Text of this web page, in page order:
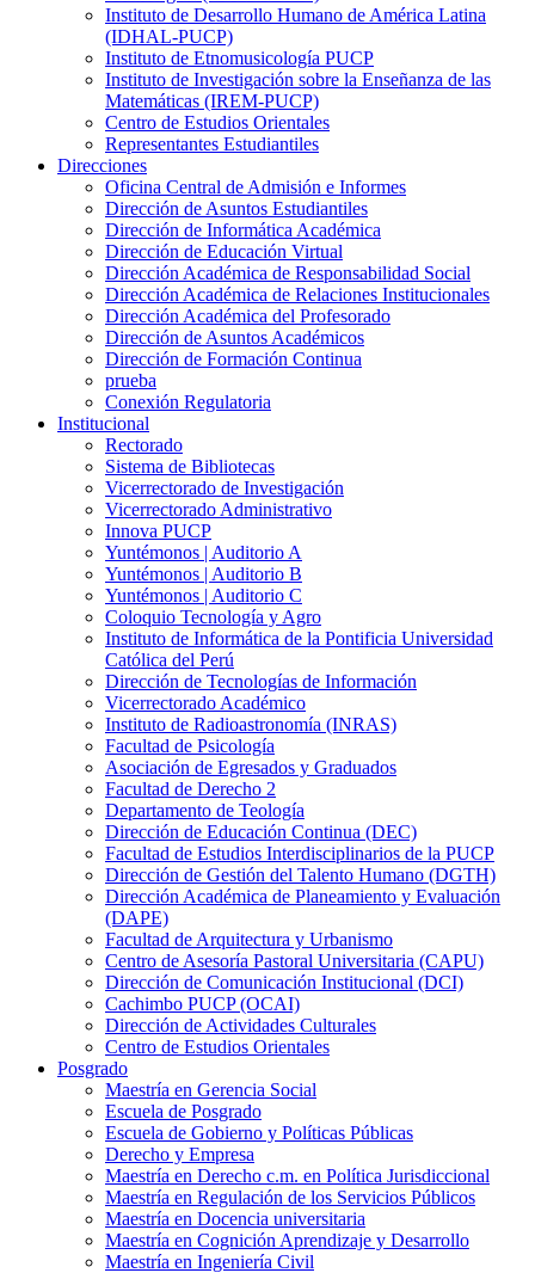
Instituto de Desarrollo Humano de América Latina
(IDHAL-PUCP)
Instituto de Etnomusicología PUCP
Instituto de Investigación sobre la Enseñanza de las
Matemáticas (IREM-PUCP)
Centro de Estudios Orientales
Representantes Estudiantiles
Direcciones
Oficina Central de Admisión e Informes
Dirección de Asuntos Estudiantiles
Dirección de Informática Académica
Dirección de Educación Virtual
Dirección Académica de Responsabilidad Social
Dirección Académica de Relaciones Institucionales
Dirección Académica del Profesorado
Dirección de Asuntos Académicos
Dirección de Formación Continua
prueba
Conexión Regulatoria
Institucional
Rectorado
Sistema de Bibliotecas
Vicerrectorado de Investigación
Vicerrectorado Administrativo
Innova PUCP
Yuntémonos | Auditorio A
Yuntémonos | Auditorio B
Yuntémonos | Auditorio C
Coloquio Tecnología y Agro
Instituto de Informática de la Pontificia Universidad
Católica del Perú
Dirección de Tecnologías de Información
Vicerrectorado Académico
Instituto de Radioastronomía (INRAS)
Facultad de Psicología
Asociación de Egresados y Graduados
Facultad de Derecho 2
Departamento de Teología
Dirección de Educación Continua (DEC)
Facultad de Estudios Interdisciplinarios de la PUCP
Dirección de Gestión del Talento Humano (DGTH)
Dirección Académica de Planeamiento y Evaluación
(DAPE)
Facultad de Arquitectura y Urbanismo
Centro de Asesoría Pastoral Universitaria (CAPU)
Dirección de Comunicación Institucional (DCI)
Cachimbo PUCP (OCAI)
Dirección de Actividades Culturales
Centro de Estudios Orientales
Posgrado
Maestría en Gerencia Social
Escuela de Posgrado
Escuela de Gobierno y Políticas Públicas
Derecho y Empresa
Maestría en Derecho c.m. en Política Jurisdiccional
Maestría en Regulación de los Servicios Públicos
Maestría en Docencia universitaria
Maestría en Cognición Aprendizaje y Desarrollo
Maestría en Ingeniería Civil